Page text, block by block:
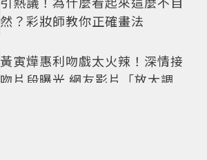
然？彩妝師教你正確畫法
黃寅燁惠利吻戲太火辣！深情接
吻片段曝光 網友影片「放大調